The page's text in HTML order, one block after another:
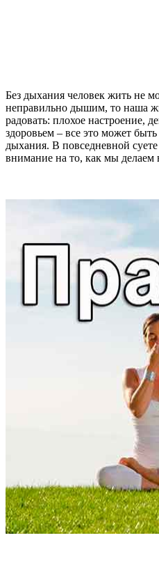
Без дыхания человек жить не
неправильно дышим, то наша
радовать: плохое настроение,
здоровьем – все это может
дыхания. В повседневной
внимание на то, как мы делаем